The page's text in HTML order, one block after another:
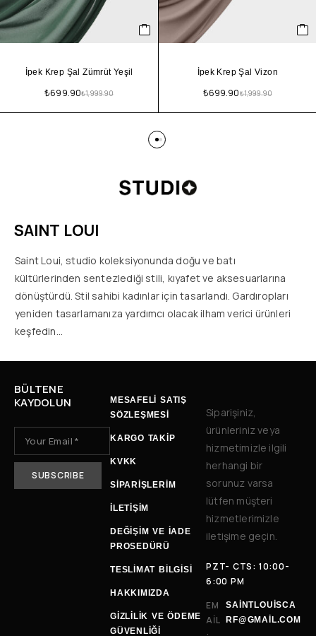
İpek Krep Şal Zümrüt Yeşil
₺1,999.90
₺699.90
İpek Krep Şal Vizon
₺1,999.90
₺699.90
SAINT LOUI
Saint Loui, studio koleksiyonunda doğu ve batı
kültürlerinden sentezlediği stili, kıyafet ve aksesuarlarına
dönüştürdü. Stil sahibi kadınlar için tasarlandı. Gardıropları
yeniden tasarlamanıza yardımcı olacak ilham verici ürünleri
keşfedin…
BÜLTENE
KAYDOLUN
MESAFELİ SATIŞ
SÖZLEŞMESİ
KARGO TAKİP
KVKK
SİPARİŞLERİM
İLETIŞIM
DEĞIŞIM VE İADE
PROSEDÜRÜ
TESLIMAT BILGISI
HAKKIMIZDA
GİZLİLİK VE ÖDEME
GÜVENLİĞİ
Siparişiniz,
ürünleriniz veya
hizmetimizle ilgili
herhangi bir
sorunuz varsa
lütfen müşteri
hizmetlerimizle
iletişime geçin.
PZT- CTS: 10:00-
6:00 PM
EM
AIL
SAINTLOUISCA
RF@GMAIL.COM